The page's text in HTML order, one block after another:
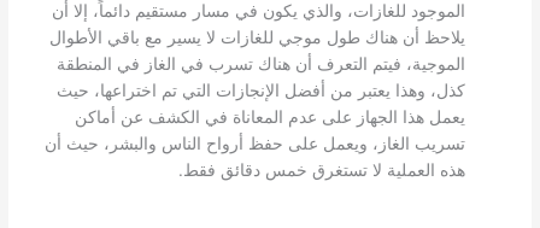
الموجود للغازات، والذي يكون في مسار مستقيم دائماً، إلا أن
يلاحظ أن هناك طول موجي للغازات لا يسير مع باقي الأطوال
الموجية، فيتم التعرف أن هناك تسرب في الغاز في المنطقة
كذل، وهذا يعتبر من أفضل الإنجازات التي تم اختراعها، حيث
يعمل هذا الجهاز على عدم المعاناة في الكشف عن أماكن
تسريب الغاز، ويعمل على حفظ أرواح الناس والبشر، حيث أن
هذه العملية لا تستغرق خمس دقائق فقط.